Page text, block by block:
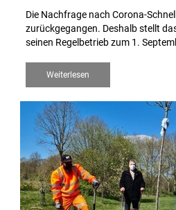
Die Nachfrage nach Corona-
zurückgegangen. Deshalb stellt
seinen Regelbetrieb zum 1.
Weiterlesen